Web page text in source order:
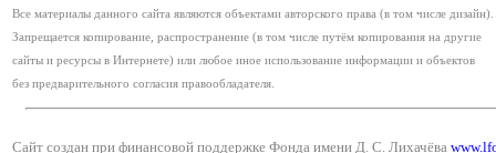
Все материалы данного сайта являются объектами авторского права (в том числе дизайн).
Запрещается копирование, распространение (в том числе путём копирования на другие
сайты и ресурсы в Интернете) или любое иное использование информации и объектов
без предварительного согласия правообладателя.
Сайт создан при финансовой поддержке Фонда имени Д. С. Лихачёва